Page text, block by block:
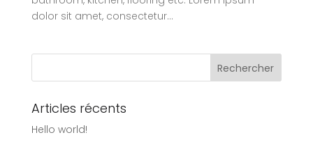
dolor sit amet, consectetur...
Articles récents
Hello world!